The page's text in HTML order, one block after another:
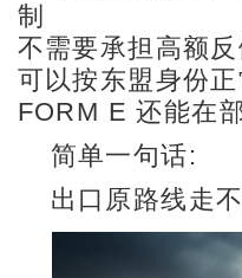
制
不需要承担高额
可以按东盟身份
FORM E 还能在
简单一句话:
出口原路线走